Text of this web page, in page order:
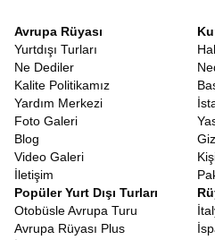
ve profesyonel operasyon
minimize ederek bu avantajı
yansıtıyoruz. Böylece rüya gibi bir
haline geliyor.
9 Günlük Orta Asya Turu
Modern yaşamın en büyük sorunu
programımızı, katılımcılarımızın
yeri görebilecekleri şekilde
süren bu dopdolu programda, tek
Her günün planı, yorucu olmayan
bir tempoda hazırlanmıştır. 9
baktığınızda, sanki aylardır
Avrupa Rüyası
Yurtdışı Turları
Ne Dediler
Kalite Politikamız
Yardım Merkezi
Foto Galeri
Blog
Video Galeri
İletişim
Popüler Yurt Dışı Turları
Otobüsle Avrupa Turu
Avrupa Rüyası Plus